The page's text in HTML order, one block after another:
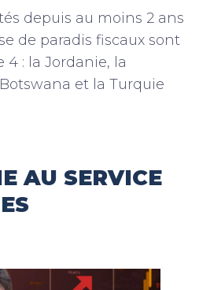
depuis au moins 2 ans
de paradis fiscaux sont
4 : la Jordanie, la
et la Turquie
AU SERVICE